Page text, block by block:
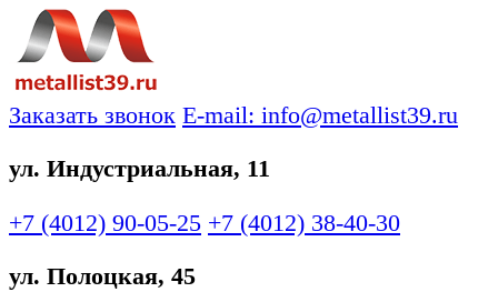
Заказать звонок E-mail: info@metallist39.ru
ул. Индустриальная, 11
+7 (4012) 90-05-25 +7 (4012) 38-40-30
ул. Полоцкая, 45